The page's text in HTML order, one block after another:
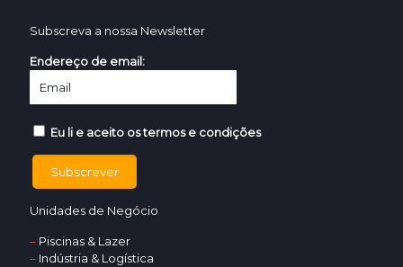
Subscreva a nossa Newsletter
Endereço de email:
Eu li e aceito os termos e condições
Unidades de Negócio
– Piscinas & Lazer
– Indústria & Logística